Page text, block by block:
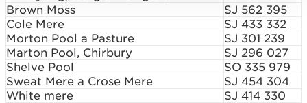
Brown Moss
SJ 562 395
Cole Mere
SJ 433 332
Morton Pool a Pasture
SJ 301 239
Marton Pool, Chirbury
SJ 296 027
Shelve Pool
SO 335 979
Sweat Mere a Crose Mere
SJ 454 304
White mere
SJ 414 330